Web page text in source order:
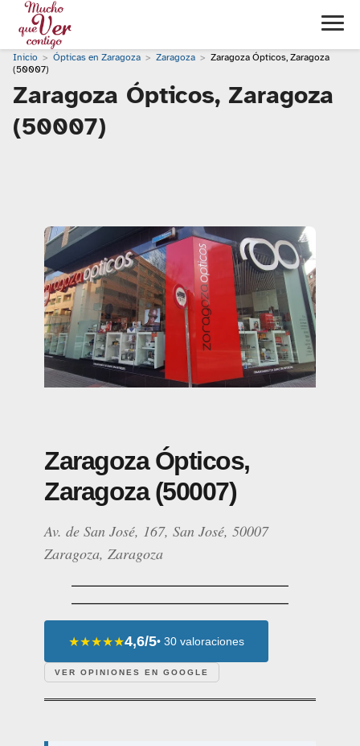
Inicio Ópticas en Zaragoza Zaragoza
Zaragoza Ópticos, Zaragoza
(50007)
Zaragoza Ópticos, Zaragoza
(50007)
Zaragoza Ópticos,
Zaragoza (50007)
Av. de San José, 167, San José, 50007
Zaragoza, Zaragoza
★★★★★4,6/5• 30 valoraciones
VER OPINIONES EN GOOGLE